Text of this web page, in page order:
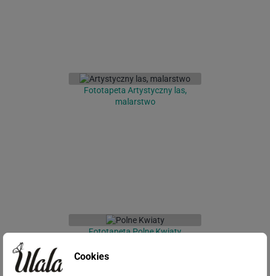
Fototapeta Artystyczny las,
malarstwo
Fototapeta Polne Kwiaty
Cookies